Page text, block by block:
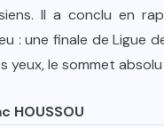
Il a conclu en
: une finale de Ligue
yeux, le sommet
HOUSSOU